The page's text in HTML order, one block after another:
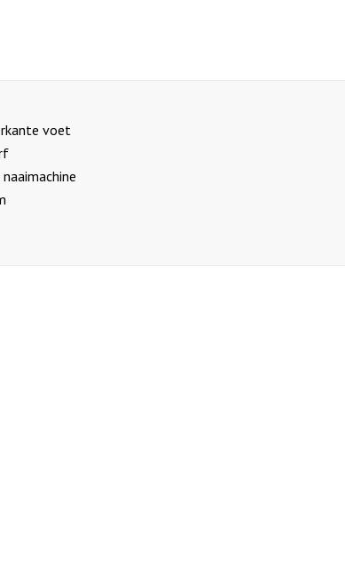
voet